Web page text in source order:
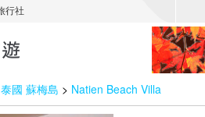
泰國 蘇梅島 > Natien Beach Villa